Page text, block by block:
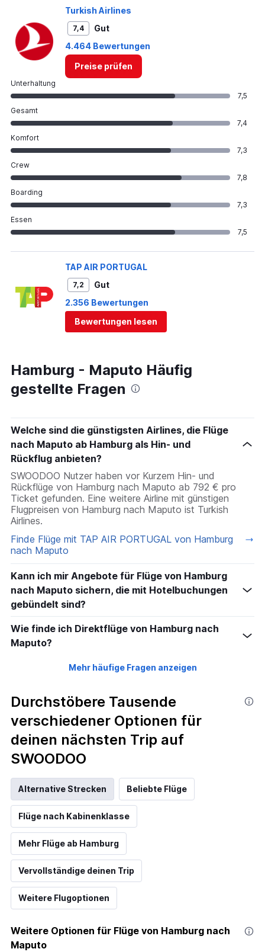
Turkish Airlines
7,4
Gut
4.464 Bewertungen
Preise prüfen
Unterhaltung
7,5
Gesamt
7,4
Komfort
7,3
Crew
7,8
Boarding
7,3
Essen
7,5
TAP AIR PORTUGAL
7,2
Gut
2.356 Bewertungen
Bewertungen lesen
Hamburg - Maputo Häufig
gestellte Fragen
Welche sind die günstigsten Airlines, die Flüge
nach Maputo ab Hamburg als Hin- und
Rückflug anbieten?
SWOODOO Nutzer haben vor Kurzem Hin- und
Rückflüge von Hamburg nach Maputo ab 792 € pro
Ticket gefunden. Eine weitere Airline mit günstigen
Flugpreisen von Hamburg nach Maputo ist Turkish
Airlines.
Finde Flüge mit TAP AIR PORTUGAL von Hamburg
nach Maputo
Kann ich mir Angebote für Flüge von Hamburg
nach Maputo sichern, die mit Hotelbuchungen
gebündelt sind?
Wie finde ich Direktflüge von Hamburg nach
Maputo?
Mehr häufige Fragen anzeigen
Durchstöbere Tausende
verschiedener Optionen für
deinen nächsten Trip auf
SWOODOO
Alternative Strecken Beliebte Flüge
Flüge nach Kabinenklasse
Mehr Flüge ab Hamburg
Vervollständige deinen Trip
Weitere Flugoptionen
Weitere Optionen für Flüge von Hamburg nach
Maputo